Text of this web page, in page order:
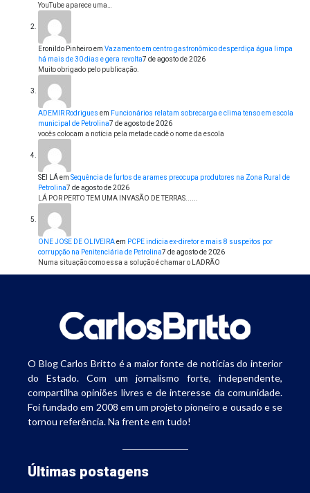
YouTube aparece uma…
Eronildo Pinheiroem Vazamento em centro gastronômico desperdiça água limpa
há mais de 30 dias e gera revolta7 de agosto de 2026
Muito obrigado pelo publicação.
ADEMIR Rodrigues em Funcionários relatam sobrecarga e clima tenso em escola
municipal de Petrolina7 de agosto de 2026
vocês colocam a notícia pela metade cadê o nome da escola
SEI LÁem Sequência de furtos de arames preocupa produtores na Zona Rural de
Petrolina7 de agosto de 2026
LÁ POR PERTO TEM UMA INVASÃO DE TERRAS......
ONE JOSE DE OLIVEIRAem PCPE indicia ex-diretor e mais 8 suspeitos por
corrupção na Penitenciária de Petrolina7 de agosto de 2026
Numa situação como essa a solução é chamar o LADRÃO
O Blog Carlos Britto é a maior fonte de notícias do interior
do Estado. Com um jornalismo forte, independente,
compartilha opiniões livres e de interesse da comunidade.
Foi fundado em 2008 em um projeto pioneiro e ousado e se
tornou referência. Na frente em tudo!
Últimas postagens